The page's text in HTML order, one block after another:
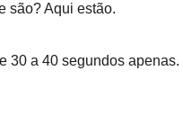
são? Aqui estão.
30 a 40 segundos